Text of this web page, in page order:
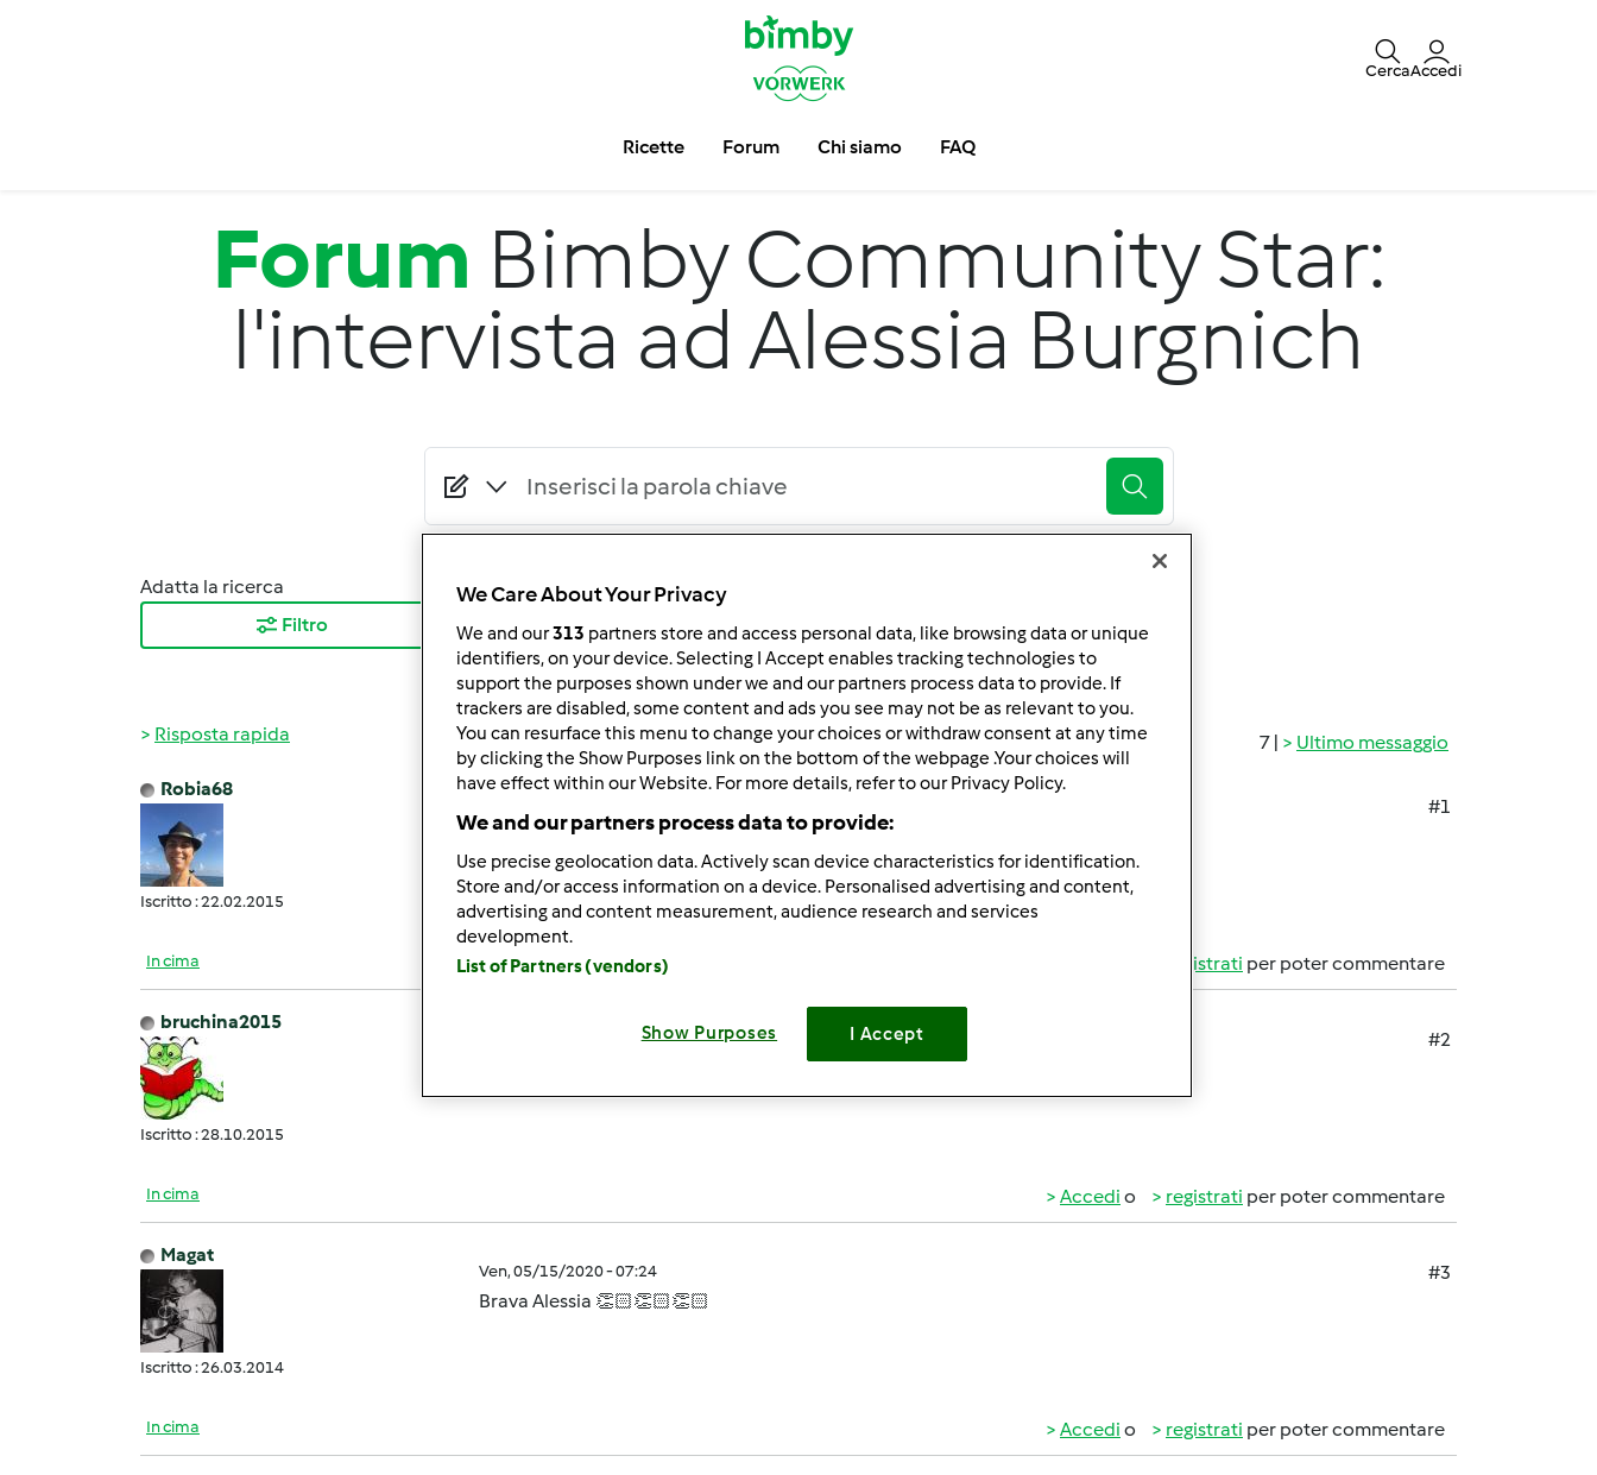
CercaAccedi
Ricette Forum Chi siamo FAQ
Forum Bimby Community Star:
l'intervista ad Alessia Burgnich
Adatta la ricerca
Filtro
Ordina per:
I risultati più recenti
10
7 | Ultimo messaggio
Risposta rapida
Robia68
Iscritto : 22.02.2015
#1
Complimenti Alessia 👏👏👏👏
In cima registrati per poter commentare
bruchina2015
Iscritto : 28.10.2015
Ven, 05/15/2020 - 13:19
#2
In cima Accedi o registrati per poter commentare
Magat
Iscritto : 26.03.2014
Ven, 05/15/2020 - 07:24
#3
Brava Alessia 👏🏻👏🏻👏🏻
In cima Accedi o registrati per poter commentare
We Care About Your Privacy
We and our313 partners store and access personal data, like browsing data or unique
identifiers, on your device. Selecting I Accept enables tracking technologies to
support the purposes shown under we and our partners process data to provide. If
trackers are disabled, some content and ads you see may not be as relevant to you.
You can resurface this menu to change your choices or withdraw consent at any time
by clicking the Show Purposes link on the bottom of the webpage .Your choices will
have effect within our Website. For more details, refer to our Privacy Policy.
We and our partners process data to provide:
Use precise geolocation data. Actively scan device characteristics for identification.
Store and/or access information on a device. Personalised advertising and content,
advertising and content measurement, audience research and services
development.
List of Partners (vendors)
Show Purposes I Accept